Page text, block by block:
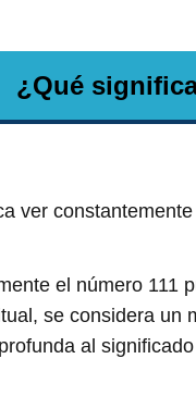
¿Qué
ver
el número 111
se considera un
al